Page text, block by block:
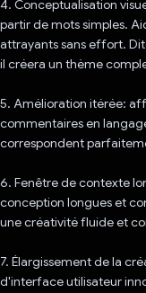
4. Conceptualisation
partir de mots simples.
attrayants sans effort.
il créera un thème
5. Amélioration itérée:
commentaires en
correspondent
6. Fenêtre de contexte
conception longues et
une créativité fluide et
7. Élargissement de la
d'interface utilisateur